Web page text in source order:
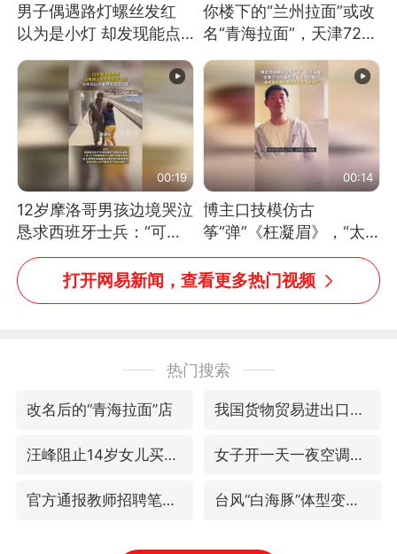
男子偶遇路灯螺丝发红
以为是小灯 却发现能点
处理
你楼下的“兰州拉面”或改
名“青海拉面”，天津72家
00:19
12岁摩洛哥男孩边境哭泣
恳求西班牙士兵：“可不
可以不要把我遣返回国”
00:14
博主口技模仿古
筝“弹”《枉凝眉》，“太
像了～你是吃古筝长大的
吗？”“或将成为首位考级
不带古筝的选手。”（来
打开网易新闻，查看更多热门视频
热门搜索
改名后的“青海拉面”店 我国货物贸易进出口超30万亿元
汪峰阻止14岁女儿买大牌 女子开一天一夜空调后二氧化碳中毒
官方通报教师招聘笔试前13名被淘汰 台风“白海豚”体型变大！环流面积接近13个浙江那么大